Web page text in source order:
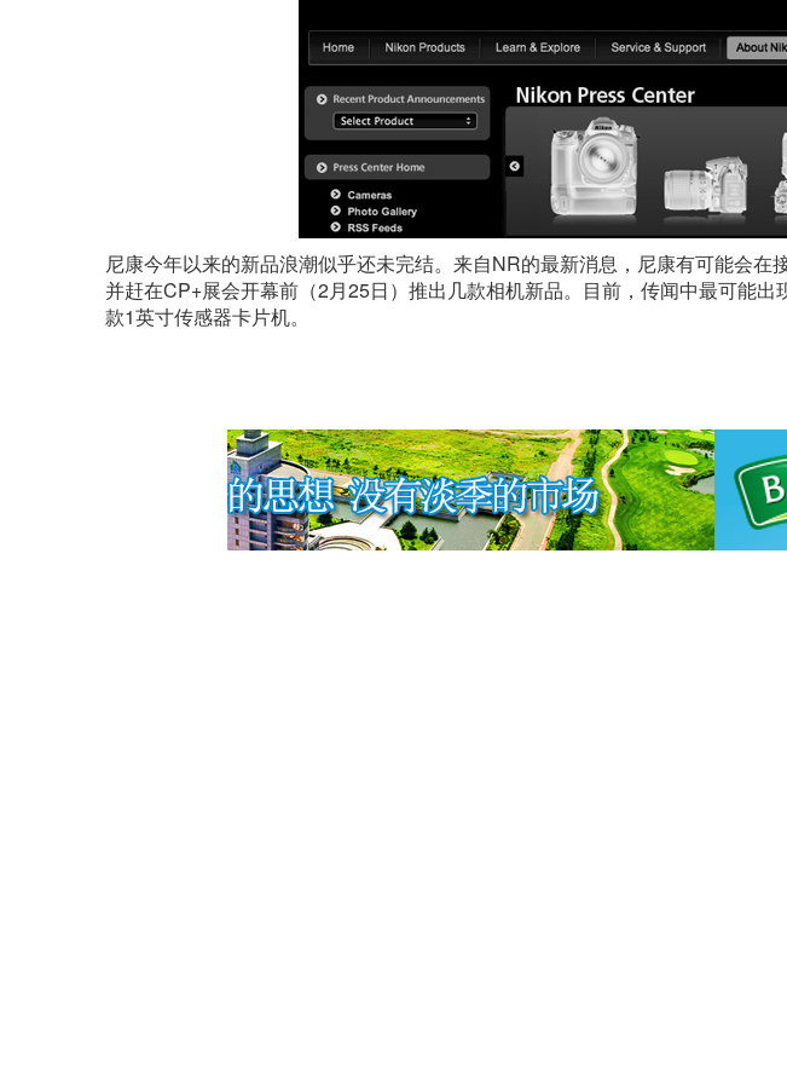
尼康今年以来的新品浪潮似乎还未完结。来自NR的最新消息，尼康有可能会在
并赶在CP+展会开幕前（2月25日）推出几款相机新品。目前，传闻中最可能
款1英寸传感器卡片机。